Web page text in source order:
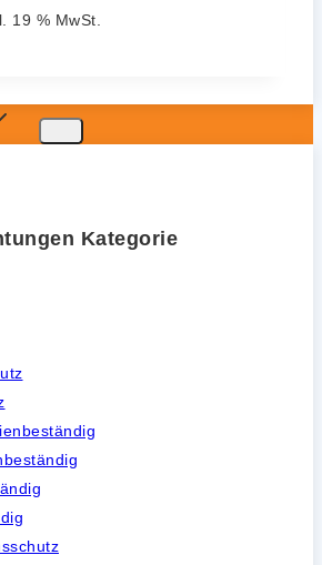
19 % MwSt.
Kategorie